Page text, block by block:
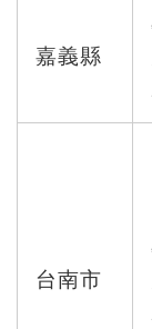
嘉義縣
台南市